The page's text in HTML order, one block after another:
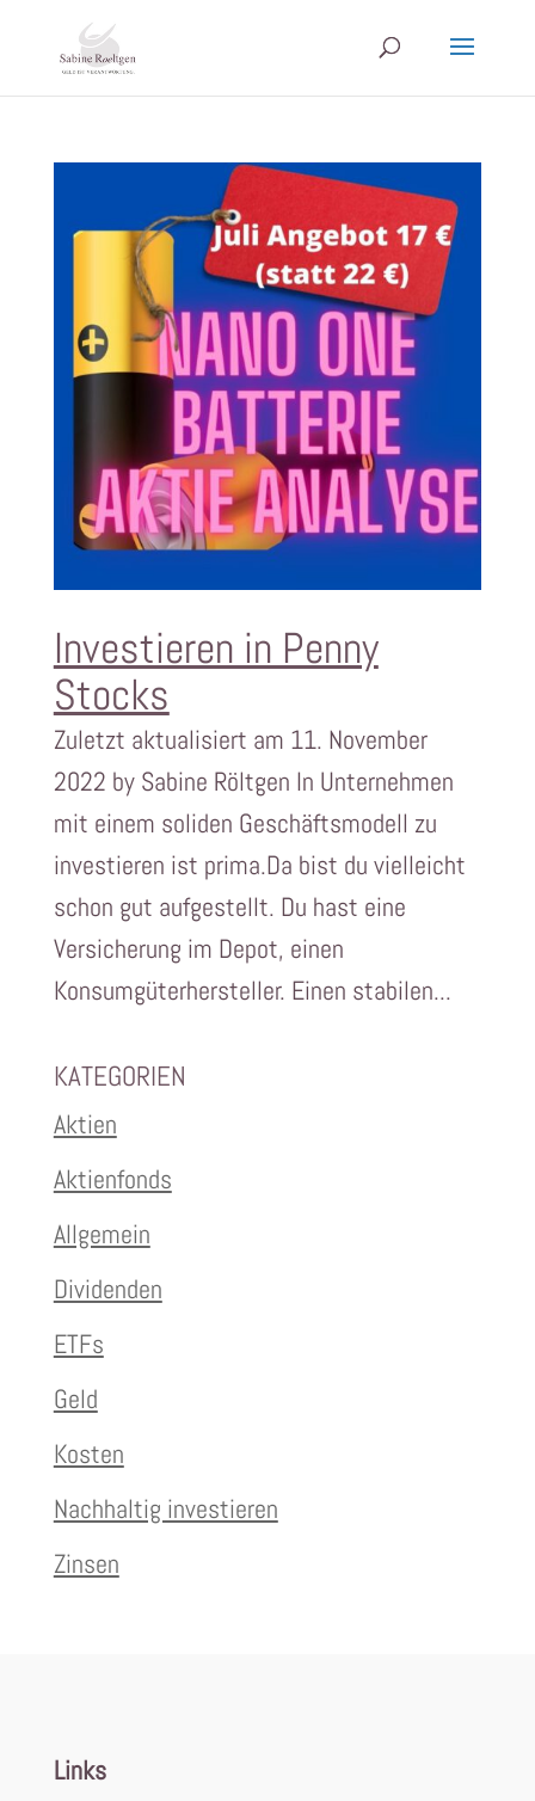
Investieren in Penny
Stocks
Zuletzt aktualisiert am 11. November
2022 by Sabine Röltgen In Unternehmen
mit einem soliden Geschäftsmodell zu
investieren ist prima.Da bist du vielleicht
schon gut aufgestellt. Du hast eine
Versicherung im Depot, einen
Konsumgüterhersteller. Einen stabilen...
KATEGORIEN
Aktien
Aktienfonds
Allgemein
Dividenden
ETFs
Geld
Kosten
Nachhaltig investieren
Zinsen
Links